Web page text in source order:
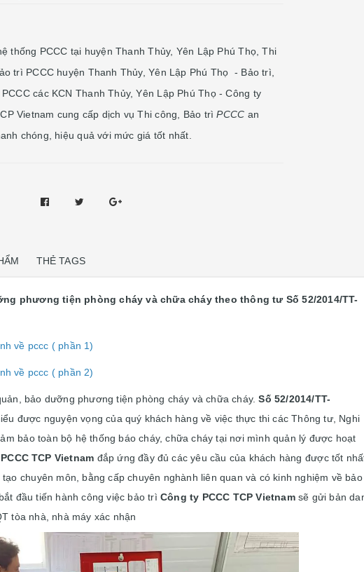
thống PCCC tại huyện Thanh Thủy, Yên Lập Phú Thọ, Thi
trì PCCC huyện Thanh Thủy, Yên Lập Phú Thọ - Bảo trì,
các KCN Thanh Thủy, Yên Lập Phú Thọ - Công ty
Vietnam cung cấp dịch vụ Thi công, Bảo trì PCCC an
chóng, hiệu quả với mức giá tốt nhất.
THẺ TAGS
phương tiện phòng cháy và chữa cháy theo thông tư Số52/2014/TT-
về pccc ( phần 1)
về pccc ( phần 2)
bảo dưỡng phương tiện phòng cháy và chữa cháy.Số 52/2014/TT-
được nguyện vọng của quý khách hàng về việc thực thi các Thông tư, Nghi
bảo toàn bộ hệ thống báo cháy, chữa cháy tại nơi mình quản lý được hoạt
TCP Vietnam đắp ứng đầy đủ các yêu cầu của khách hàng được tốt nhất
chuyên môn, bằng cấp chuyên nghành liên quan và có kinh nghiệm về bảo
đầu tiến hành công việc bảo trì Công ty PCCC TCP Vietnamsẽ gửi bản
tòa nhà, nhà máy xác nhận